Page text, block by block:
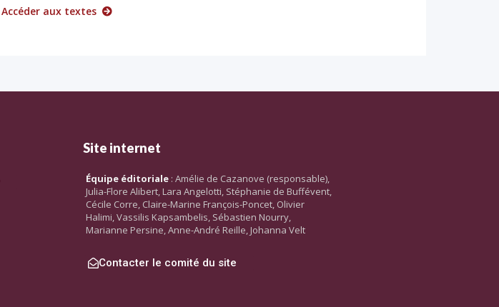
Accéder aux textes
Site internet
Équipe éditoriale : Amélie de Cazanove (responsable),
Julia-Flore Alibert, Lara Angelotti, Stéphanie de Buffévent,
Cécile Corre, Claire-Marine François-Poncet, Olivier
Halimi, Vassilis Kapsambelis, Sébastien Nourry,
Marianne Persine, Anne-André Reille, Johanna Velt
Contacter le comité du site